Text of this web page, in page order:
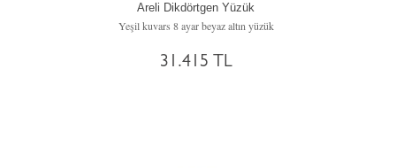
Areli Dikdörtgen Yüzük
Yeşil kuvars 8 ayar beyaz altın yüzük
31.415 TL